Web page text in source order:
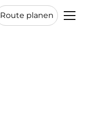
Route planen